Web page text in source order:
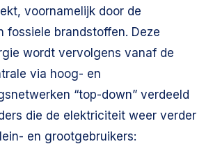
voornamelijk door de
fossiele brandstoffen. Deze
wordt vervolgens vanaf de
via hoog- en
“top-down” verdeeld
die de elektriciteit weer verder
en grootgebruikers: